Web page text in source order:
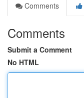
Comments
Comments
Submit a Comment
No HTML